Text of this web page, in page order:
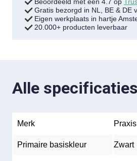
Gratis bezorgd in NL, BE & DE
Eigen werkplaats in hartje
20.000+ producten leverbaar
Alle specificaties
Merk Praxis
Primaire basiskleur Zwart